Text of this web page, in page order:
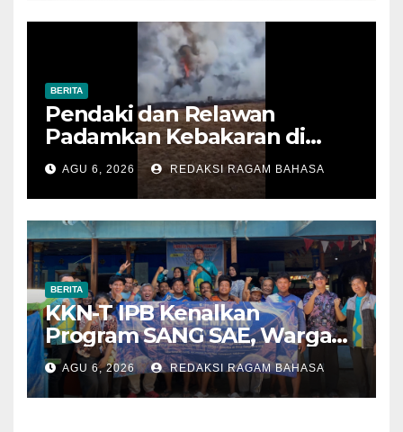
BERITA
Pendaki dan Relawan
Padamkan Kebakaran di
Alun-alun Suryakencana
Sebelum Meluas
AGU 6, 2026 REDAKSI RAGAM BAHASA
BERITA
KKN-T IPB Kenalkan
Program SANG SAE, Warga
Desa Sangrawayang Diajak
Ubah Sampah Jadi Bernilai
Ekonomi
AGU 6, 2026 REDAKSI RAGAM BAHASA